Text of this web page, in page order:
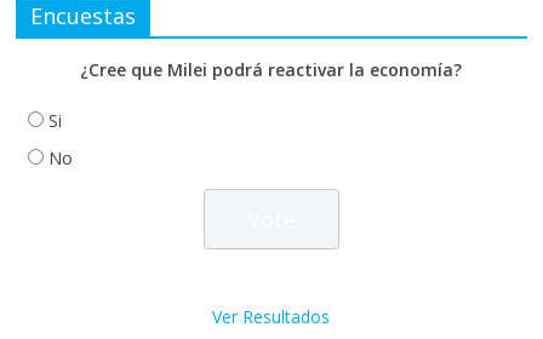
Encuestas
¿Cree que Milei podrá reactivar la economía?
Si
No
Ver Resultados